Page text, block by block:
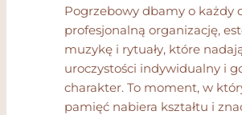
Pogrzebowy dbamy o każdy
profesjonalną organizację,
muzykę i rytuały, które
uroczystości indywidualny i
charakter. To moment, w
pamięć nabiera kształtu i